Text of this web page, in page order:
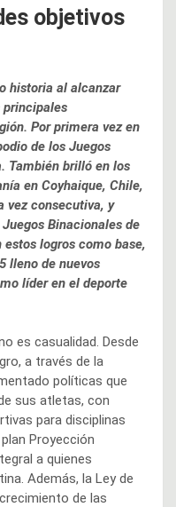
objetivos
historia al alcanzar
principales
Por primera vez en
de los Juegos
También brilló en los
en Coyhaique, Chile,
vez consecutiva, y
Binacionales de
logros como base,
lleno de nuevos
líder en el deporte
es casualidad. Desde
a través de la
políticas que
sus atletas, con
para disciplinas
Proyección
a quienes
Además, la Ley de
de las